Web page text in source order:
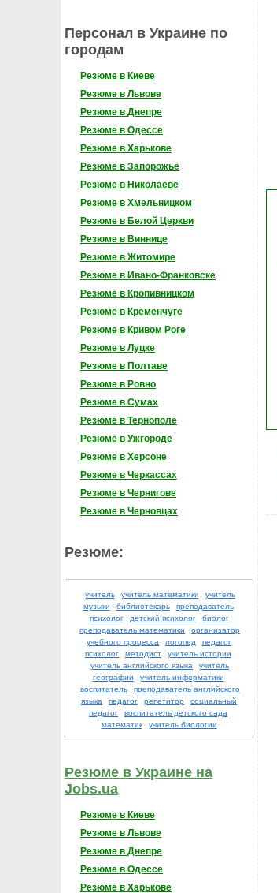
Персонал в Украине по
городам
Резюме в Киеве
Резюме в Львове
Резюме в Днепре
Резюме в Одессе
Резюме в Харькове
Резюме в Запорожье
Резюме в Николаеве
Резюме в Хмельницком
Резюме в Белой Церкви
Резюме в Виннице
Резюме в Житомире
Резюме в Ивано-Франковске
Резюме в Кропивницком
Резюме в Кременчуге
Резюме в Кривом Роге
Резюме в Луцке
Резюме в Полтаве
Резюме в Ровно
Резюме в Сумах
Резюме в Тернополе
Резюме в Ужгороде
Резюме в Херсоне
Резюме в Черкассах
Резюме в Чернигове
Резюме в Черновцах
Резюме:
учитель учитель математики
учитель
музыки
библиотекарь
преподаватель
психолог
детский психолог
биолог
преподаватель математики
организатор
учебного процесса
логопед
педагог
психолог
методист
учитель истории
учитель английского языка
учитель
географии
учитель информатики
воспитатель
преподаватель английского
языка
педагог репетитор
социальный
педагог
воспитатель детского сада
математик
учитель биологии
Резюме в Украине на
Jobs.ua
Резюме в Киеве
Резюме в Львове
Резюме в Днепре
Резюме в Одессе
Резюме в Харькове